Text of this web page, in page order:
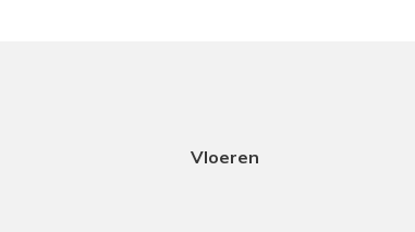
Vloeren